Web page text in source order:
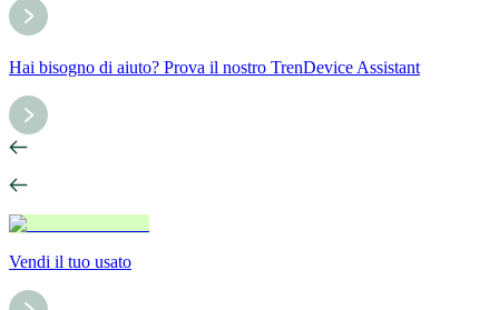
Hai bisogno di aiuto? Prova il nostro TrenDevice Assistant
Vendi il tuo usato